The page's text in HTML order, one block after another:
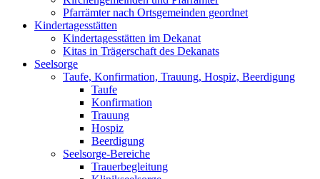
Pfarrämter nach Ortsgemeinden geordnet
Kindertagesstätten
Kindertagesstätten im Dekanat
Kitas in Trägerschaft des Dekanats
Seelsorge
Taufe, Konfirmation, Trauung, Hospiz, Beerdigung
Taufe
Konfirmation
Trauung
Hospiz
Beerdigung
Seelsorge-Bereiche
Trauerbegleitung